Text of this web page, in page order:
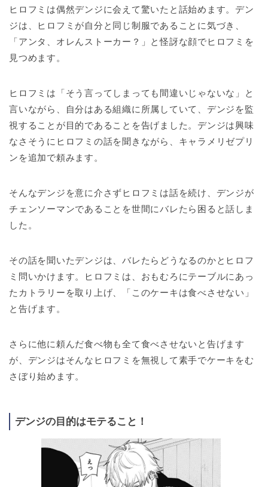
ヒロフミは偶然デンジに会えて驚いたと話始めます。デン
ジは、ヒロフミが自分と同じ制服であることに気づき、
「アンタ、オレんストーカー？」と怪訝な顔でヒロフミを
見つめます。
ヒロフミは「そう言ってしまっても間違いじゃないな」と
言いながら、自分はある組織に所属していて、デンジを監
視することが目的であることを告げました。デンジは興味
なさそうにヒロフミの話を聞きながら、キャラメリゼプリ
ンを追加で頼みます。
そんなデンジを意に介さずヒロフミは話を続け、デンジが
チェンソーマンであることを世間にバレたら困ると話しま
した。
その話を聞いたデンジは、バレたらどうなるのかとヒロフ
ミ問いかけます。ヒロフミは、おもむろにテーブルにあっ
たカトラリーを取り上げ、「このケーキは食べさせない」
と告げます。
さらに他に頼んだ食べ物も全て食べさせないと告げます
が、デンジはそんなヒロフミを無視して素手でケーキをむ
さぼり始めます。
デンジの目的はモテること！